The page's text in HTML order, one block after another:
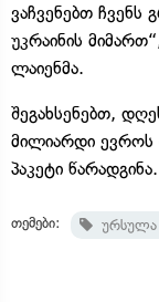
ვაჩვენებთ ჩვენს
უკრაინის
ლაიენმა.
შეგახსენებთ,
მილიარდი ევროს
პაკეტი წარადგინა.
თემები: ურსულა